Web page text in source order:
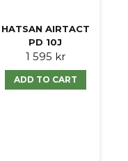
HATSAN AIRTACT
PD 10J
1 595 kr
ADD TO CART